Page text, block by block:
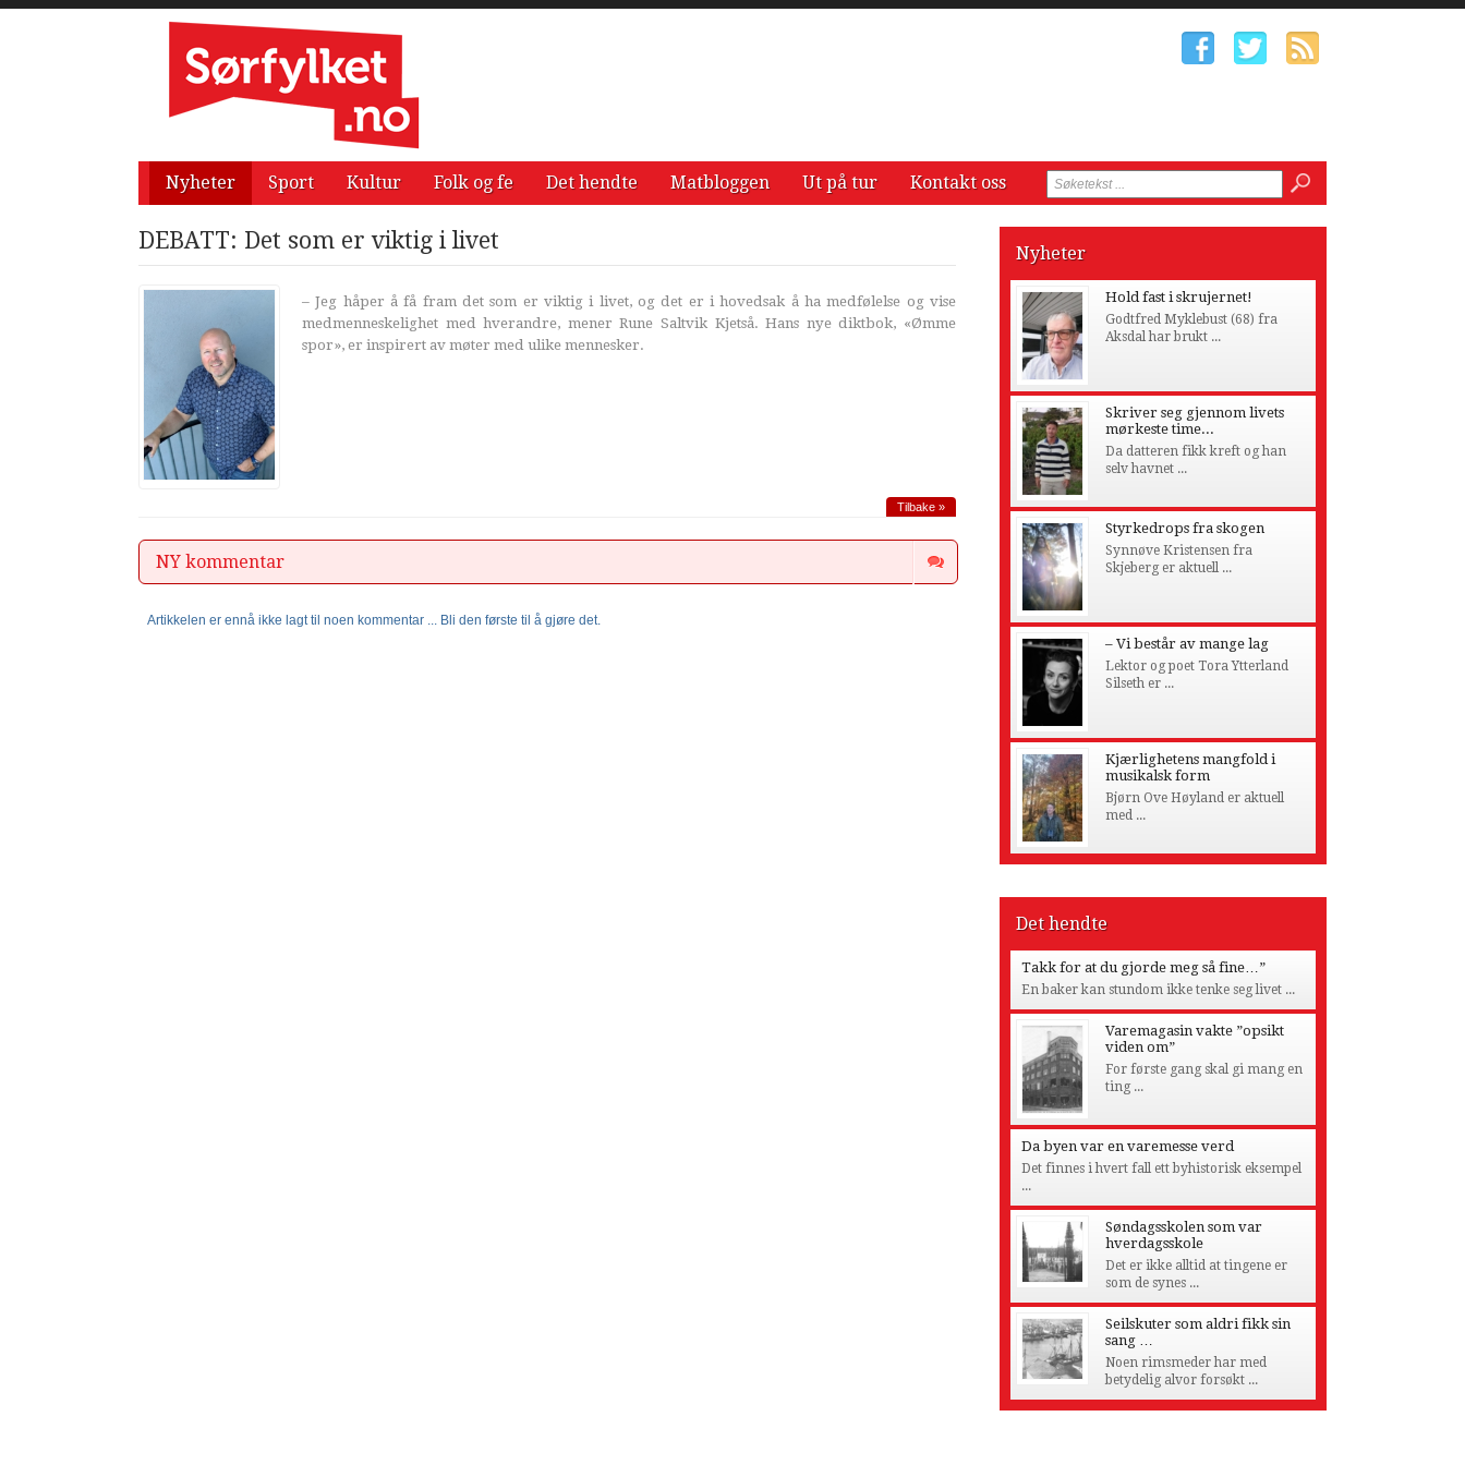
Nyheter Sport Kultur Folk og fe Det hendte Matbloggen Ut på tur Kontakt oss
DEBATT: Det som er viktig i livet
– Jeg håper å få fram det som er viktig i livet, og det er i hovedsak å ha medfølelse og vise
medmenneskelighet med hverandre, mener Rune Saltvik Kjetså. Hans nye diktbok, «Ømme
spor», er inspirert av møter med ulike mennesker.
Tilbake »
NY kommentar
Artikkelen er ennå ikke lagt til noen kommentar ... Bli den første til å gjøre det.
Nyheter
Hold fast i skrujernet!
Godtfred Myklebust (68) fra
Aksdal har brukt ...
Skriver seg gjennom livets
mørkeste time...
Da datteren fikk kreft og han
selv havnet ...
Styrkedrops fra skogen
Synnøve Kristensen fra
Skjeberg er aktuell ...
– Vi består av mange lag
Lektor og poet Tora Ytterland
Silseth er ...
Kjærlighetens mangfold i
musikalsk form
Bjørn Ove Høyland er aktuell
med ...
Det hendte
Takk for at du gjorde meg så fine…”
En baker kan stundom ikke tenke seg livet ...
Varemagasin vakte ”opsikt
viden om”
For første gang skal gi mang en
ting ...
Da byen var en varemesse verd
Det finnes i hvert fall ett byhistorisk eksempel
...
Søndagsskolen som var
hverdagsskole
Det er ikke alltid at tingene er
som de synes ...
Seilskuter som aldri fikk sin
sang …
Noen rimsmeder har med
betydelig alvor forsøkt ...